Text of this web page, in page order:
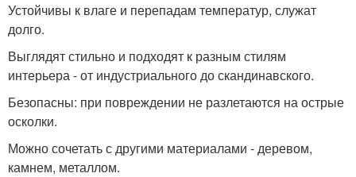
Устойчивы к влаге и перепадам температур, служат
долго.
Выглядят стильно и подходят к разным стилям
интерьера - от индустриального до скандинавского.
Безопасны: при повреждении не разлетаются на острые
осколки.
Можно сочетать с другими материалами - деревом,
камнем, металлом.